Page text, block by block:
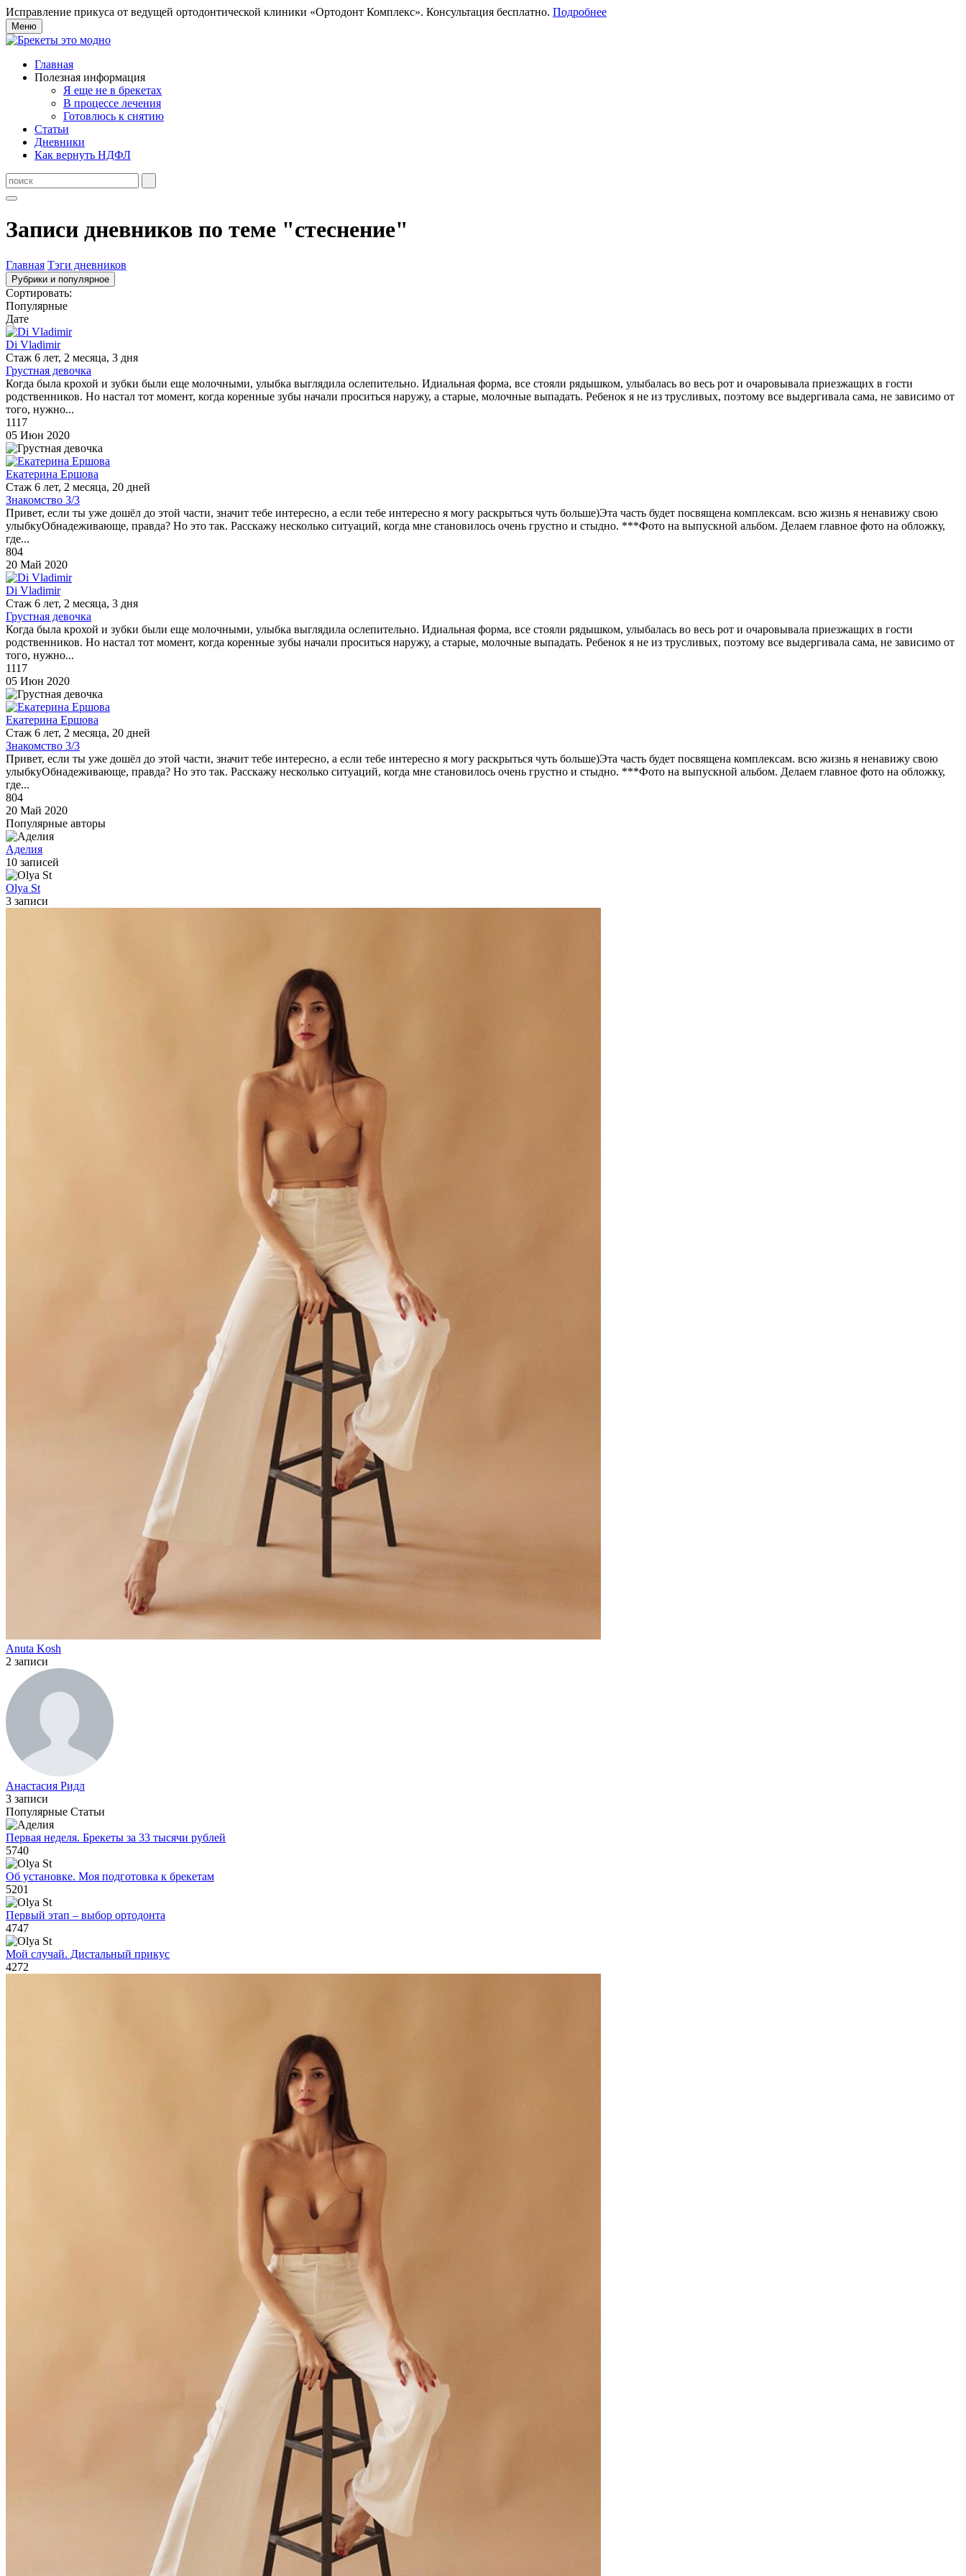
Исправление прикуса от ведущей ортодонтической клиники «Ортодонт Комплекс». Консультация бесплатно. Подробнее
Меню
Главная
Полезная информация
Я еще не в брекетах
В процессе лечения
Готовлюсь к снятию
Статьи
Дневники
Как вернуть НДФЛ
Записи дневников по теме "стеснение"
Главная Тэги дневников
Рубрики и популярное
Сортировать:
Популярные
Дате
Di Vladimir
Стаж 6 лет, 2 месяца, 3 дня
Грустная девочка
Когда была крохой и зубки были еще молочными, улыбка выглядила ослепительно. Идиальная форма, все стояли рядышком, улыбалась во весь рот и очаровывала приезжащих в гости
родственников. Но настал тот момент, когда коренные зубы начали проситься наружу, а старые, молочные выпадать. Ребенок я не из трусливых, поэтому все выдергивала сама, не зависимо от
того, нужно...
1117
05 Июн 2020
Екатерина Ершова
Стаж 6 лет, 2 месяца, 20 дней
Знакомство 3/3
Привет, если ты уже дошёл до этой части, значит тебе интересно, а если тебе интересно я могу раскрыться чуть больше)Эта часть будет посвящена комплексам. всю жизнь я ненавижу свою
улыбкуОбнадеживающе, правда? Но это так. Расскажу несколько ситуаций, когда мне становилось очень грустно и стыдно. ***Фото на выпускной альбом. Делаем главное фото на обложку,
где...
804
20 Май 2020
Di Vladimir
Стаж 6 лет, 2 месяца, 3 дня
Грустная девочка
Когда была крохой и зубки были еще молочными, улыбка выглядила ослепительно. Идиальная форма, все стояли рядышком, улыбалась во весь рот и очаровывала приезжащих в гости
родственников. Но настал тот момент, когда коренные зубы начали проситься наружу, а старые, молочные выпадать. Ребенок я не из трусливых, поэтому все выдергивала сама, не зависимо от
того, нужно...
1117
05 Июн 2020
Екатерина Ершова
Стаж 6 лет, 2 месяца, 20 дней
Знакомство 3/3
Привет, если ты уже дошёл до этой части, значит тебе интересно, а если тебе интересно я могу раскрыться чуть больше)Эта часть будет посвящена комплексам. всю жизнь я ненавижу свою
улыбкуОбнадеживающе, правда? Но это так. Расскажу несколько ситуаций, когда мне становилось очень грустно и стыдно. ***Фото на выпускной альбом. Делаем главное фото на обложку,
где...
804
20 Май 2020
Популярные авторы
Аделия
10 записей
Olya St
3 записи
Anuta Kosh
2 записи
Анастасия Ридл
3 записи
Популярные Статьи
Первая неделя. Брекеты за 33 тысячи рублей
5740
Об установке. Моя подготовка к брекетам
5201
Первый этап – выбор ортодонта
4747
Мой случай. Дистальный прикус
4272